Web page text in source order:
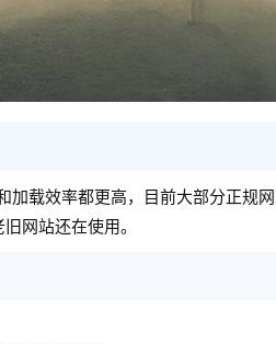
载效率都更高，目前大部分正规
网站还在使用。